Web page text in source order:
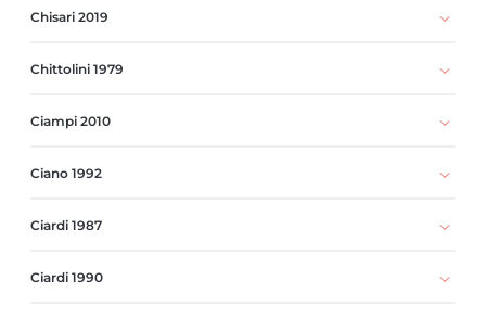
Chisari 2019
Chittolini 1979
Ciampi 2010
Ciano 1992
Ciardi 1987
Ciardi 1990